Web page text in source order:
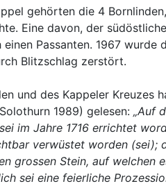
gehörten die 4
Eine davon, der
einen Passanten. 1967
Blitzschlag zerstört.
und des Kappeler Kreuzes
1989) gelesen: „Auf
im Jahre 1716 errichtet
verwüstet worden (sei);
grossen Stein, auf welchen
sei eine feierliche